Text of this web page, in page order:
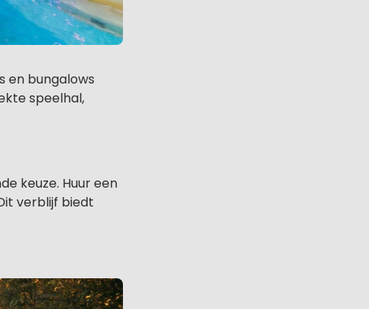
en bungalows
speelhal,
keuze. Huur een
verblijf biedt